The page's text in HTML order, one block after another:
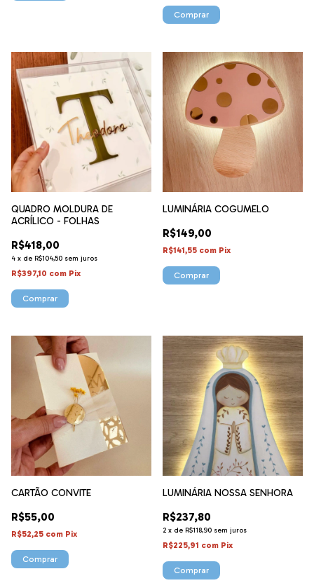
QUADRO MOLDURA DE
ACRÍLICO - FOLHAS
R$418,00
4 x de R$104,50 sem juros
R$397,10 com Pix
LUMINÁRIA COGUMELO
R$149,00
R$141,55 com Pix
CARTÃO CONVITE
R$55,00
R$52,25 com Pix
LUMINÁRIA NOSSA SENHORA
R$237,80
2 x de R$118,90 sem juros
R$225,91 com Pix
Comprar